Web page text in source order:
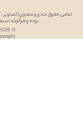
تمامی حقوق مادی و معنوی
بوده و هرگونه
©